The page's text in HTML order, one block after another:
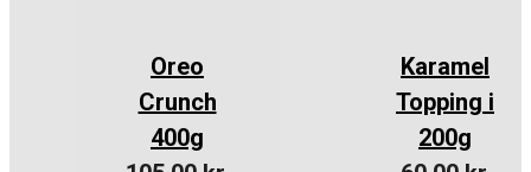
Oreo
Crunch
400g
Karamel
Topping i
200g